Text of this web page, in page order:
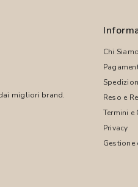
migliori brand.
Chi Siamo
Reso e
Termini
Privacy
Gestione